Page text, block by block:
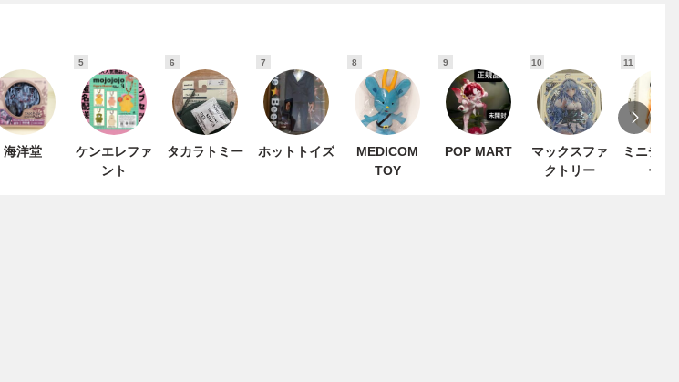
海洋堂
5
ケンエレファ
ント
6
タカラトミー
7
ホットトイズ
8
MEDICOM
TOY
9
POP MART
10
マックスファ
クトリー
11
ミニチュ
ーク